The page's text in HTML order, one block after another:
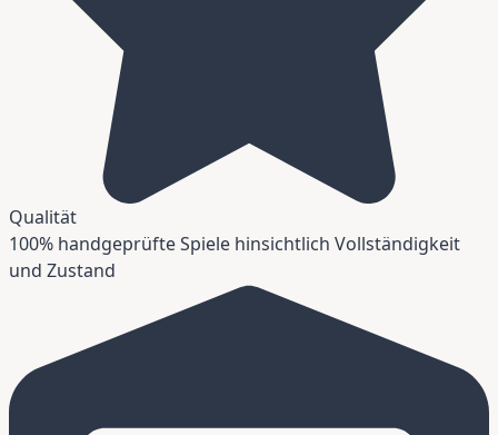
Qualität
100% handgeprüfte Spiele hinsichtlich Vollständigkeit
und Zustand